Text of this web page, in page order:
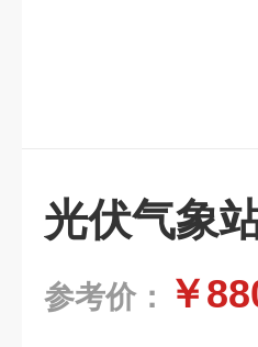
光伏气象
参考价： ￥